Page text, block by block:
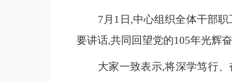
7月1日,中心组织全体干部
要讲话,共同回望党的105年光辉
大家一致表示,将深学笃行